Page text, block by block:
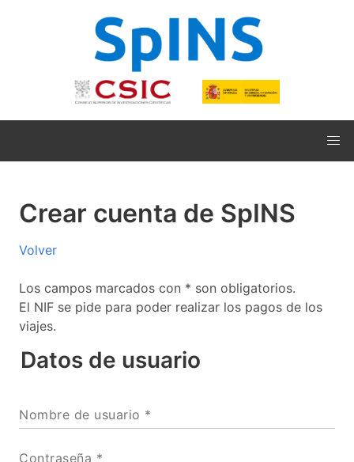
Crear cuenta de SpINS
Volver
Los campos marcados con * son obligatorios.
El NIF se pide para poder realizar los pagos de los
viajes.
Datos de usuario
Nombre de usuario *
Contraseña *